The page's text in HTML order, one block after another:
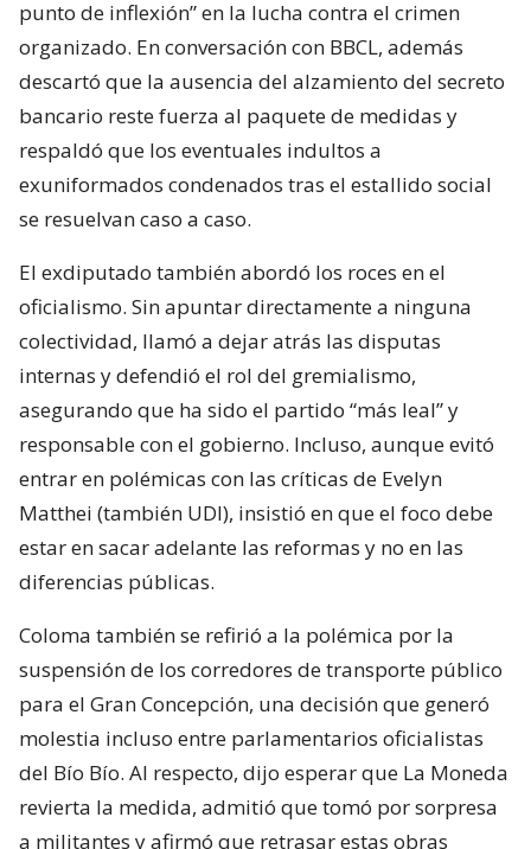
punto de inflexión” en la lucha contra el crimen
organizado. En conversación con BBCL, además
descartó que la ausencia del alzamiento del secreto
bancario reste fuerza al paquete de medidas y
respaldó que los eventuales indultos a
exuniformados condenados tras el estallido social
se resuelvan caso a caso.
El exdiputado también abordó los roces en el
oficialismo. Sin apuntar directamente a ninguna
colectividad, llamó a dejar atrás las disputas
internas y defendió el rol del gremialismo,
asegurando que ha sido el partido “más leal” y
responsable con el gobierno. Incluso, aunque evitó
entrar en polémicas con las críticas de Evelyn
Matthei (también UDI), insistió en que el foco debe
estar en sacar adelante las reformas y no en las
diferencias públicas.
Coloma también se refirió a la polémica por la
suspensión de los corredores de transporte público
para el Gran Concepción, una decisión que generó
molestia incluso entre parlamentarios oficialistas
del Bío Bío. Al respecto, dijo esperar que La Moneda
revierta la medida, admitió que tomó por sorpresa
a militantes y afirmó que retrasar estas obras